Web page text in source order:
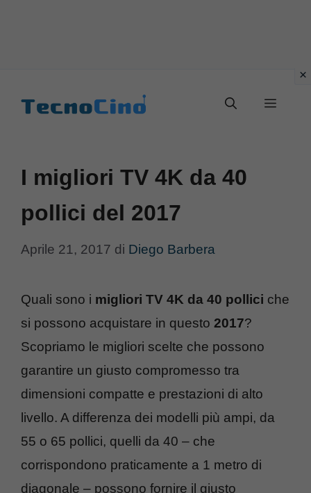
Menu
I migliori TV 4K da 40
pollici del 2017
Aprile 21, 2017 di Diego Barbera
Quali sono i migliori TV 4K da 40 pollici che
si possono acquistare in questo 2017?
Scopriamo le migliori scelte che possono
garantire un giusto compromesso tra
dimensioni compatte e prestazioni di alto
livello. A differenza dei modelli più ampi, da
55 o 65 pollici, quelli da 40 – che
corrispondono praticamente a 1 metro di
diagonale – possono fornire il giusto